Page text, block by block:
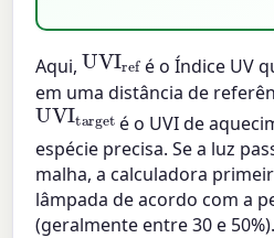
Aqui, UVIrefé o Índice UV
em uma distância de
UVItarget
é o UVI de
espécie precisa. Se a luz
malha, a calculadora
lâmpada de acordo com a
(geralmente entre 30 e 50%).